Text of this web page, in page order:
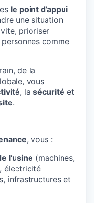
le point d’appui
une situation
prioriser
comme
de la
vous
, la sécurité et
.
, vous :
l’usine (machines,
électricité
infrastructures et